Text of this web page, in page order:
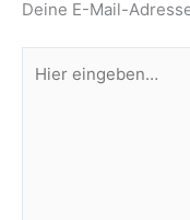
Deine E-Mail-
eingeben…